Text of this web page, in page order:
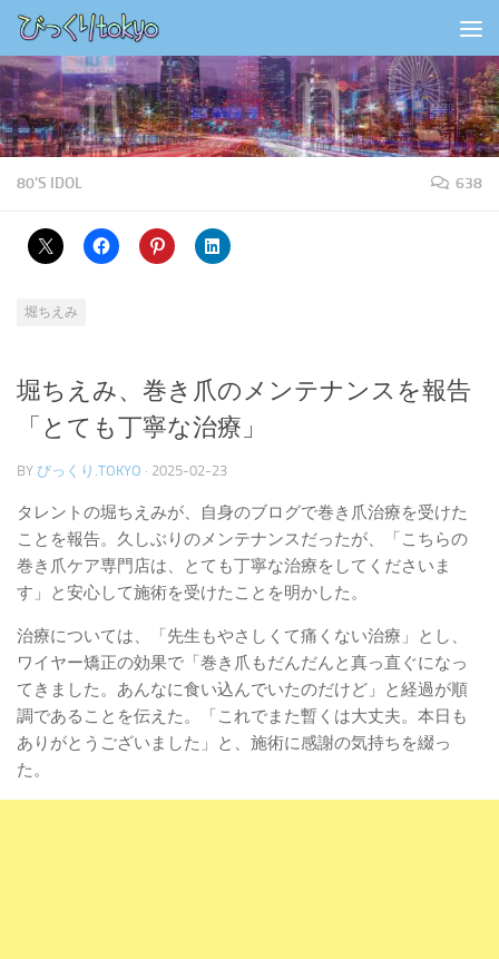
コンテンツの下
80'S IDOL 638
堀ちえみ
堀ちえみ、巻き爪のメンテナンスを報告
「とても丁寧な治療」
BY びっくり.TOKYO · 2025-02-23
タレントの堀ちえみが、自身のブログで巻き爪治療を受けた
ことを報告。久しぶりのメンテナンスだったが、「こちらの
巻き爪ケア専門店は、とても丁寧な治療をしてくださいま
す」と安心して施術を受けたことを明かした。
治療については、「先生もやさしくて痛くない治療」とし、
ワイヤー矯正の効果で「巻き爪もだんだんと真っ直ぐになっ
てきました。あんなに食い込んでいたのだけど」と経過が順
調であることを伝えた。「これでまた暫くは大丈夫。本日も
ありがとうございました」と、施術に感謝の気持ちを綴っ
た。